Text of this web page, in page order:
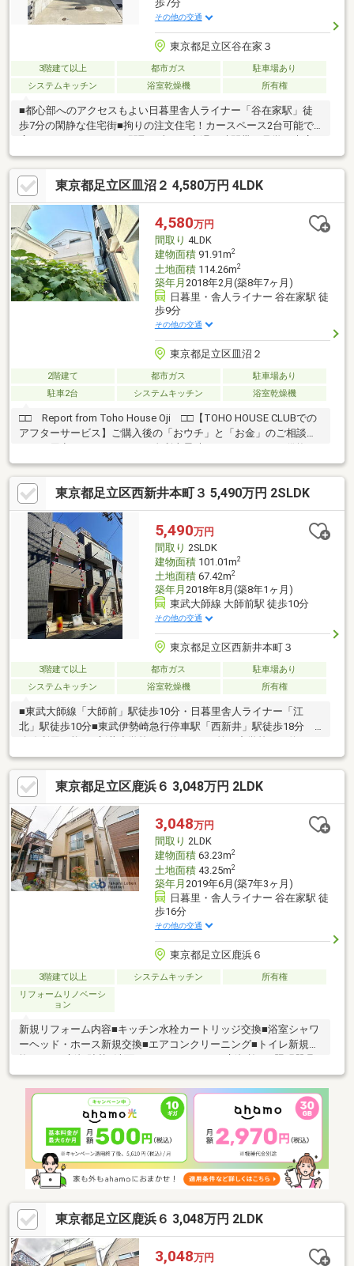
歩7分
その他の交通
東京都足立区谷在家３
3階建て以上 都市ガス
駐車場あり
システムキッチン
浴室乾燥機 所有権
■都心部へのアクセスもよい日暮里舎人ライナー「谷在家駅」徒
歩7分の閑静な住宅街■拘りの注文住宅！カースペース2台可能で
も可能です！資料も送付いたしますのでお問い合わせ大歓迎♪他に
も「周辺環境は？」「○○エリアの○○○万円台の物件をまとめて見
学希望」など、お気軽に0120-800-767までご連絡下さい！
東京都足立区皿沼２ 4,580万円 4LDK
4,580万円
間取り 4LDK
建物面積91.91m2
土地面積114.26m2
築年月 2018年2月(築8年7ヶ月)
日暮里・舎人ライナー 谷在家駅 徒
歩9分
その他の交通
東京都足立区皿沼２
2階建て 都市ガス
駐車場あり
駐車2台
システムキッチン 浴室乾燥機
□□ Report from Toho House Oji □□【TOHO HOUSE CLUBでの
アフターサービス】ご購入後の「おウチ」と「お金」のご相談窓
相談、繰上返済のタイミング、各種保険の見直し・・・etc・おウ
チの設備保証や定期点検、駆け付けサービス・・・etc購入前のタ
イミングは勿論、購入後のご不安につきましてもご相談可能で
す！まずはお気軽に現地をご覧下さいませ。物件の詳細につい
て、ご見学希望のお客様は下記番号までお気軽にご連絡下さい。
お問い合わせ専用フリーダイヤル ： ０１２０－８９－１０４０
東京都足立区西新井本町３ 5,490万円 2SLDK
5,490万円
間取り 2SLDK
建物面積101.01m2
土地面積67.42m2
築年月 2018年8月(築8年1ヶ月)
東武大師線 大師前駅 徒歩10分
その他の交通
東京都足立区西新井本町３
3階建て以上 都市ガス
駐車場あり
システムキッチン
浴室乾燥機 所有権
■東武大師線「大師前」駅徒歩10分・日暮里舎人ライナー「江
北」駅徒歩10分■東武伊勢崎急行停車駅「西新井」駅徒歩18分 3
ｍでお子様の通学も安心■室内リフォーム（2026年7月完了）キッ
チン（浄水器付き水栓・ガスコンロ）・トイレ（温水洗浄便
座）・壁・天井（クロス貼替）・室内ハウスクリーニング物件の
ご見学・詳細は、担当澤本（さわもと）までお気軽にお問い合わ
せください。
東京都足立区鹿浜６ 3,048万円 2LDK
3,048万円
間取り 2LDK
建物面積63.23m2
土地面積43.25m2
築年月 2019年6月(築7年3ヶ月)
日暮里・舎人ライナー 谷在家駅 徒
歩16分
その他の交通
東京都足立区鹿浜６
3階建て以上 システムキッチン
所有権
リフォームリノベーシ
ョン
新規リフォーム内容■キッチン水栓カートリッジ交換■浴室シャワ
ーヘッド・ホース新規交換■エアコンクリーニング■トイレ新規交
設置■ハウスクリーニング
東京都足立区鹿浜６ 3,048万円 2LDK
3,048万円